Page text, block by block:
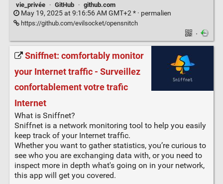
vie_privée
· GitHub · github.com
May 19, 2025 at 9:16:56 AM GMT+2 * · permalien
https://github.com/evilsocket/opensnitch
·
Sniffnet: comfortably monitor
your Internet traffic - Surveillez
confortablement votre trafic
Internet
What is Sniffnet?
Sniffnet is a network monitoring tool to help you easily
keep track of your Internet traffic.
Whether you want to gather statistics, you’re curious to
see who you are exchanging data with, or you need to
inspect more in depth what's going on in your network,
this app will get you covered.